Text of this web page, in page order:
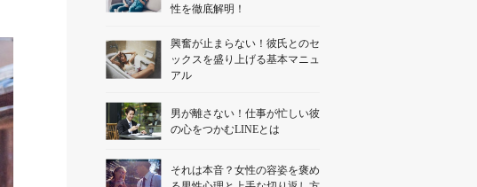
性を徹底解明！
興奮が止まらない！彼氏とのセ
ックスを盛り上げる基本マニュ
アル
男が離さない！仕事が忙しい彼
の心をつかむLINEとは
それは本音？女性の容姿を褒め